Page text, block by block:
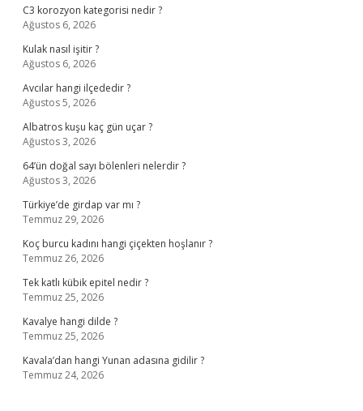
C3 korozyon kategorisi nedir ?
Ağustos 6, 2026
Kulak nasıl işitir ?
Ağustos 6, 2026
Avcılar hangi ilçededir ?
Ağustos 5, 2026
Albatros kuşu kaç gün uçar ?
Ağustos 3, 2026
64’ün doğal sayı bölenleri nelerdir ?
Ağustos 3, 2026
Türkiye’de girdap var mı ?
Temmuz 29, 2026
Koç burcu kadını hangi çiçekten hoşlanır ?
Temmuz 26, 2026
Tek katlı kübik epitel nedir ?
Temmuz 25, 2026
Kavalye hangi dilde ?
Temmuz 25, 2026
Kavala’dan hangi Yunan adasına gidilir ?
Temmuz 24, 2026